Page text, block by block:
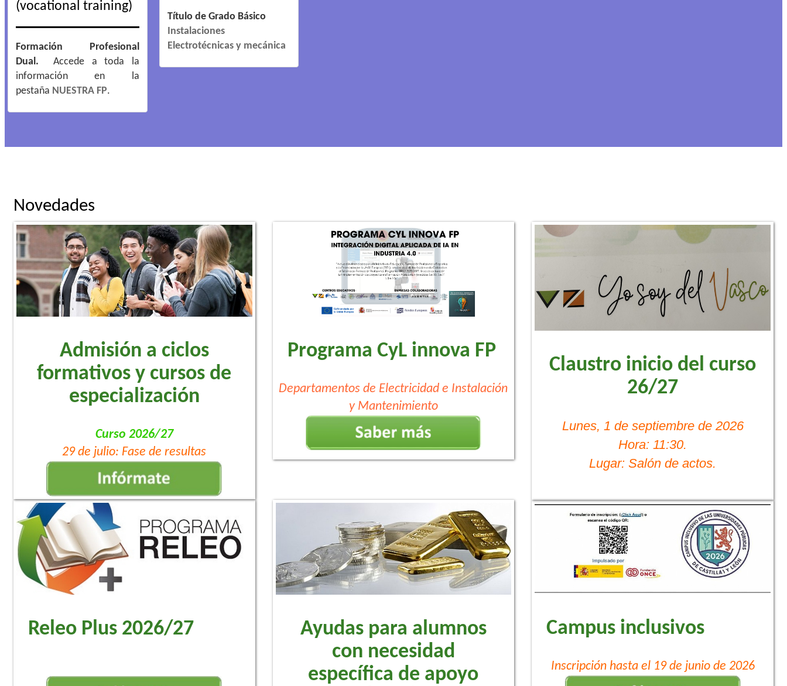
(vocational training)
Formación Profesional
Dual.
Accede a toda la
información en la
pestaña NUESTRA FP.
Título de Grado Básico
Instalaciones
Electrotécnicas y mecánica
Novedades
Admisión a ciclos
formativos y cursos de
especialización
Curso 2026/27
29 de julio: Fase de resultas
Programa CyL innova FP
Departamentos de Electricidad e Instalación
y Mantenimiento
Claustro inicio del curso
26/27
Lunes, 1 de septiembre de 2026
Hora: 11:30.
Lugar: Salón de actos.
Releo Plus 2026/27
Ayudas para alumnos
con necesidad
específica de apoyo
Campus inclusivos
Inscripción hasta el 19 de junio de 2026